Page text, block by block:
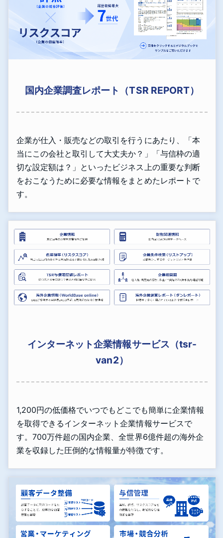
国内企業調査レポート（TSR REPORT）
企業が仕入・販売などの取引を行うにあたり、「本
当にこの会社と取引して大丈夫か？」「与信枠の適
切な設定額は？」といったビジネス上の重要な判断
をおこなうために必要な情報をまとめたレポートで
す。
インターネット企業情報サービス（tsr-
van2）
1,200円の低価格でいつでもどこでも簡単に企業情報
を取得できるインターネット企業情報サービスで
す。700万件超の国内企業、全世界6億件超の海外企
業を収録した圧倒的な情報量が特徴です。